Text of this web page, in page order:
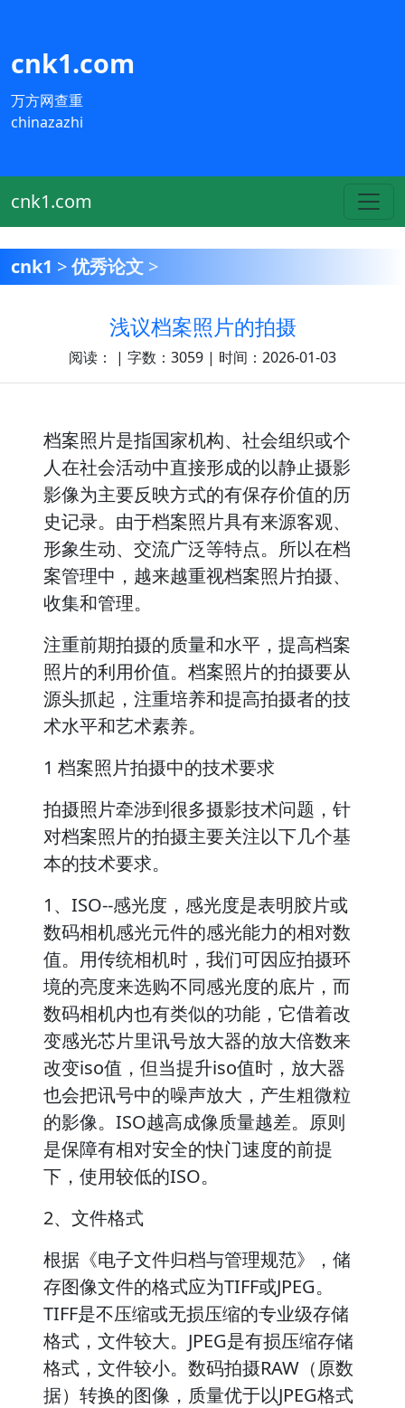
cnk1.com
万方网查重
chinazazhi
cnk1.com
cnk1 >优秀论文 >
浅议档案照片的拍摄
阅读： | 字数：3059 | 时间：2026-01-03
档案照片是指国家机构、社会组织或个
人在社会活动中直接形成的以静止摄影
影像为主要反映方式的有保存价值的历
史记录。由于档案照片具有来源客观、
形象生动、交流广泛等特点。所以在档
案管理中，越来越重视档案照片拍摄、
收集和管理。
注重前期拍摄的质量和水平，提高档案
照片的利用价值。档案照片的拍摄要从
源头抓起，注重培养和提高拍摄者的技
术水平和艺术素养。
1 档案照片拍摄中的技术要求
拍摄照片牵涉到很多摄影技术问题，针
对档案照片的拍摄主要关注以下几个基
本的技术要求。
1、ISO--感光度，感光度是表明胶片或
数码相机感光元件的感光能力的相对数
值。用传统相机时，我们可因应拍摄环
境的亮度来选购不同感光度的底片，而
数码相机内也有类似的功能，它借着改
变感光芯片里讯号放大器的放大倍数来
改变iso值，但当提升iso值时，放大器
也会把讯号中的噪声放大，产生粗微粒
的影像。ISO越高成像质量越差。原则
是保障有相对安全的快门速度的前提
下，使用较低的ISO。
2、文件格式
根据《电子文件归档与管理规范》，储
存图像文件的格式应为TIFF或JPEG。
TIFF是不压缩或无损压缩的专业级存储
格式，文件较大。JPEG是有损压缩存储
格式，文件较小。数码拍摄RAW（原数
据）转换的图像，质量优于以JPEG格式